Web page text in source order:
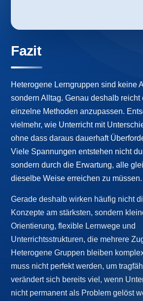
Fazit
Heterogene Lerngruppen sind keine
sondern Alltag. Genau deshalb reicht
einzelne Methoden anzupassen.
vielmehr, wie Unterricht mit
ohne dass daraus dauerhaft
Viele Spannungen entstehen nicht
sondern durch die Erwartung, alle
dieselbe Weise erreichen zu müssen.
Gerade deshalb wirken häufig nicht
Konzepte am stärksten, sondern
Orientierung, flexible Lernwege und
Unterrichtsstrukturen, die mehrere
Heterogene Gruppen bleiben
muss nicht perfekt werden, um
verändert sich bereits viel, wenn
nicht permanent als Problem gelöst